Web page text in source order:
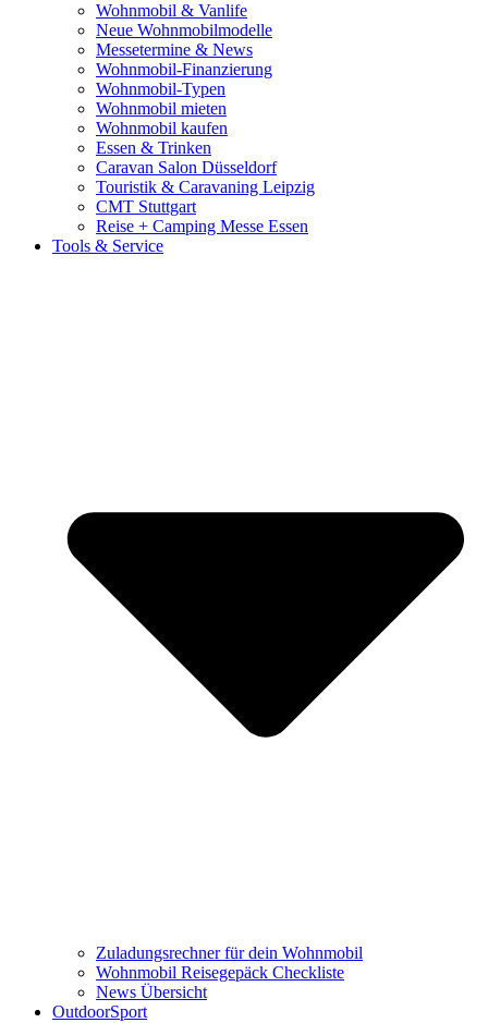
Wohnmobil & Vanlife
Neue Wohnmobilmodelle
Messetermine & News
Wohnmobil-Finanzierung
Wohnmobil-Typen
Wohnmobil mieten
Wohnmobil kaufen
Essen & Trinken
Caravan Salon Düsseldorf
Touristik & Caravaning Leipzig
CMT Stuttgart
Reise + Camping Messe Essen
Tools & Service
Zuladungsrechner für dein Wohnmobil
Wohnmobil Reisegepäck Checkliste
News Übersicht
OutdoorSport